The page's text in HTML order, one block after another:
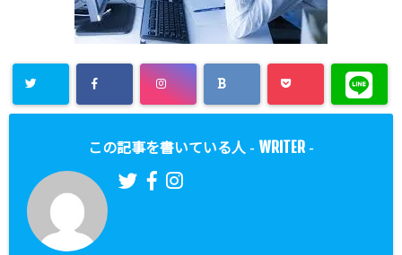
この記事を書いている人 - WRITER -